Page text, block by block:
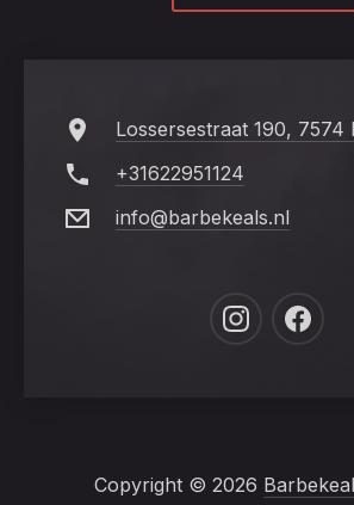
Lossersestraat 190, 7574
+31622951124
info@barbekeals.nl
New
New
Copyright © 2026